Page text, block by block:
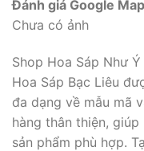
Đánh giá Google
Chưa có ảnh
Shop Hoa Sáp Như
Hoa Sáp Bạc Liêu
đa dạng về mẫu mã
hàng thân thiện,
sản phẩm phù hợp.